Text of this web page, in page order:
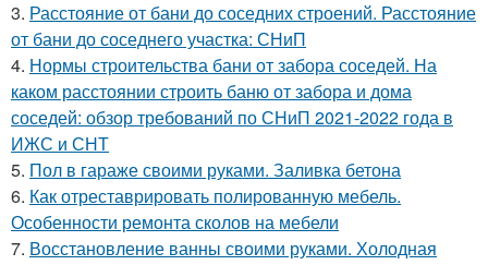
3. Расстояние от бани до соседних строений. Расстояние
от бани до соседнего участка: СНиП
4. Нормы строительства бани от забора соседей. На
каком расстоянии строить баню от забора и дома
соседей: обзор требований по СНиП 2021-2022 года в
ИЖС и СНТ
5. Пол в гараже своими руками. Заливка бетона
6. Как отреставрировать полированную мебель.
Особенности ремонта сколов на мебели
7. Восстановление ванны своими руками. Холодная